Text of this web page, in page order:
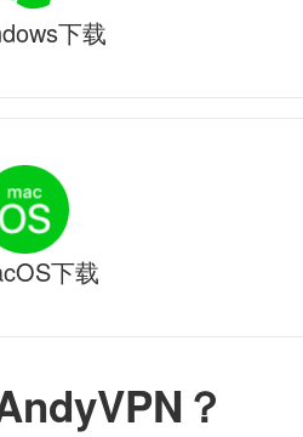
？
下载
下载